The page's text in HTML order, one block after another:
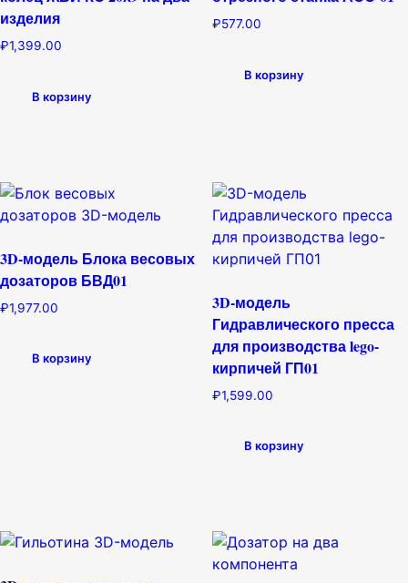
изделия
₽1,399.00
В корзину
₽577.00
В корзину
3D-модель Блока весовых
дозаторов БВД01
₽1,977.00
В корзину
3D-модель
Гидравлического пресса
для производства lego-
кирпичей ГП01
₽1,599.00
В корзину